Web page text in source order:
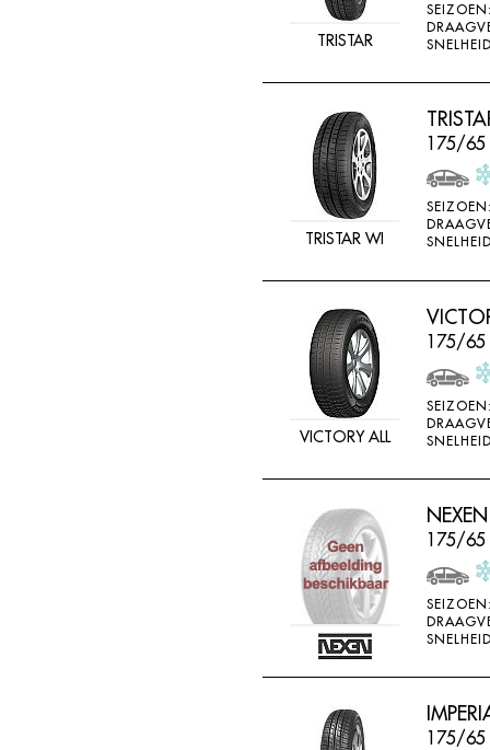
TRISTAR
TRISTAR WI
175/65
VICTORY ALL
175/65
175/65
175/65